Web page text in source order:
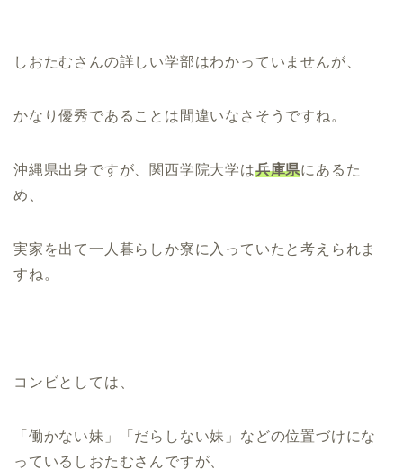
しおたむさんの詳しい学部はわかっていませんが、
かなり優秀であることは間違いなさそうですね。
沖縄県出身ですが、関西学院大学は兵庫県にあるた
め、
実家を出て一人暮らしか寮に入っていたと考えられま
すね。
コンビとしては、
「働かない妹」「だらしない妹」などの位置づけにな
っているしおたむさんですが、